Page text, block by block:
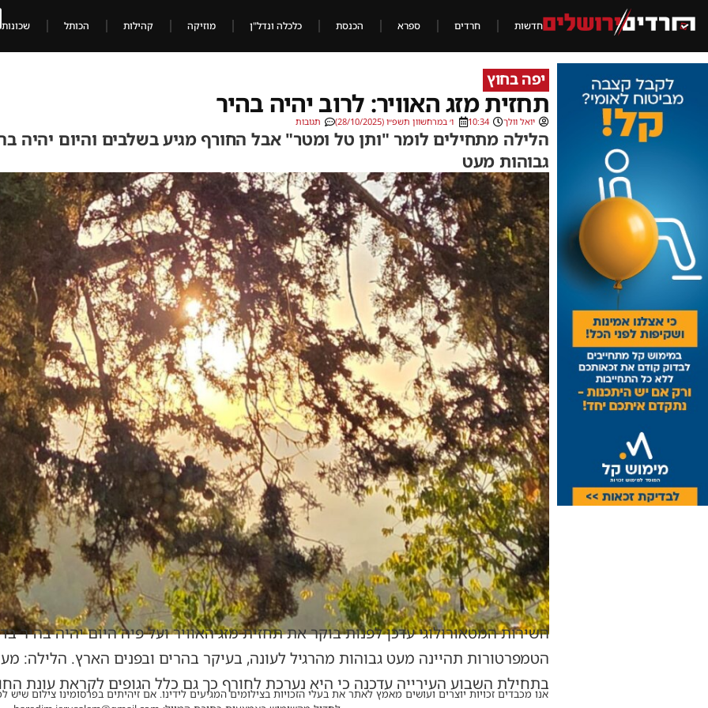
חדשות חרדים ספרא הכנסת כלכלה ונדל"ן מוזיקה קהילות הכותל שכונות
יפה בחוץ
תחזית מזג האוויר: לרוב יהיה בהיר
יואל וולך 10:34 ו׳ במרחשוון תשפ״ו (28/10/2025) תגובות
הלילה מתחילים לומר "ותן טל ומטר" אבל החורף מגיע בשלבים והיום יהיה
גבוהות מעט
השירות המטאורולוגי עדכן לפנות בוקר את תחזית מזג האוויר ועל פיה היום יהיה בהיר
הטמפרטורות תהיינה מעט גבוהות מהרגיל לעונה, בעיקר בהרים ובפנים הארץ. הלילה:
בתחילת השבוע העירייה עדכנה כי היא נערכת לחורף כך גם כלל הגופים לקראת עונת
אנו מכבדים זכויות יוצרים ועושים מאמץ לאתר את בעלי הזכויות בצילומים המגיעים לידינו. אם זיהיתים בפרסומינו צילום